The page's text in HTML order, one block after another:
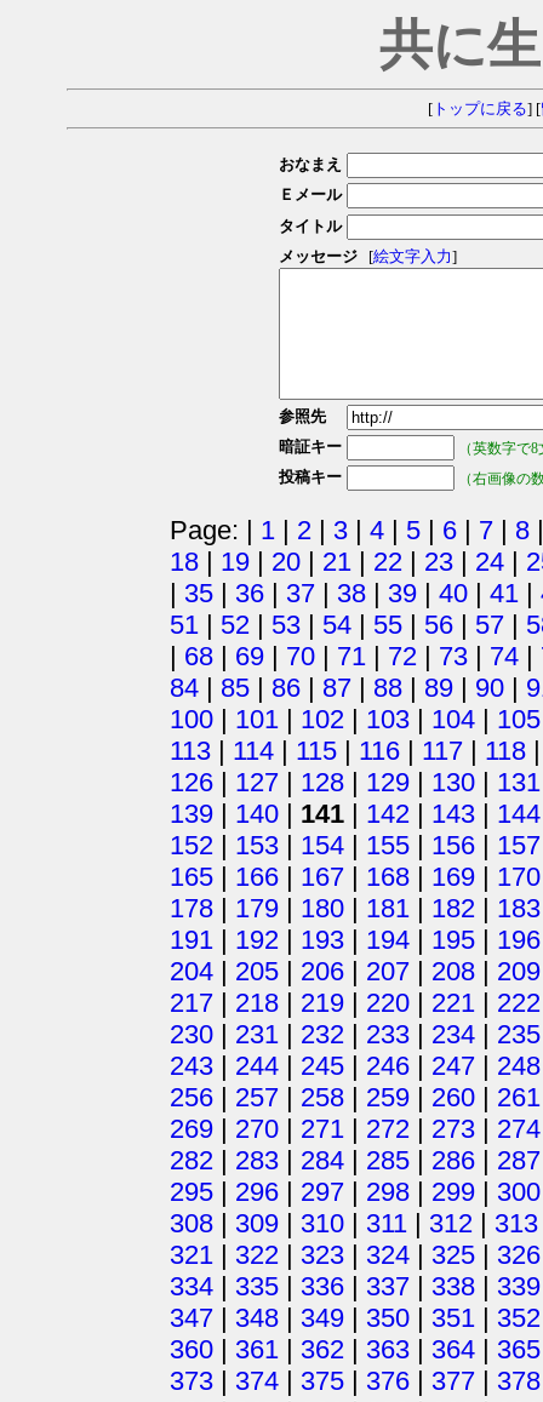
共に
[トップに戻る] [
おなまえ
Ｅメール
タイトル
メッセージ
[絵文字入力]
参照先
暗証キー
（英数字で
投稿キー （右画像の
Page: | 1 | 2 | 3 | 4 | 5 | 6 | 7 | 8
18 | 19 | 20 | 21 | 22 | 23 | 24 |
| 35 | 36 | 37 | 38 | 39 | 40 | 41 |
51 | 52 | 53 | 54 | 55 | 56 | 57 |
| 68 | 69 | 70 | 71 | 72 | 73 | 74 |
84 | 85 | 86 | 87 | 88 | 89 | 90 |
100 | 101 | 102 | 103 | 104 | 105
113 | 114 | 115 | 116 | 117 | 118
126 | 127 | 128 | 129 | 130 | 131
139 | 140 | 141 | 142 | 143 | 144
152 | 153 | 154 | 155 | 156 | 157
165 | 166 | 167 | 168 | 169 | 170
178 | 179 | 180 | 181 | 182 | 183
191 | 192 | 193 | 194 | 195 | 196
204 | 205 | 206 | 207 | 208 | 209
217 | 218 | 219 | 220 | 221 | 222
230 | 231 | 232 | 233 | 234 | 235
243 | 244 | 245 | 246 | 247 | 248
256 | 257 | 258 | 259 | 260 | 261
269 | 270 | 271 | 272 | 273 | 274
282 | 283 | 284 | 285 | 286 | 287
295 | 296 | 297 | 298 | 299 | 300
308 | 309 | 310 | 311 | 312 | 313
321 | 322 | 323 | 324 | 325 | 326
334 | 335 | 336 | 337 | 338 | 339
347 | 348 | 349 | 350 | 351 | 352
360 | 361 | 362 | 363 | 364 | 365
373 | 374 | 375 | 376 | 377 | 378